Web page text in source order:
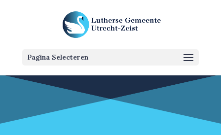
Pagina Selecteren